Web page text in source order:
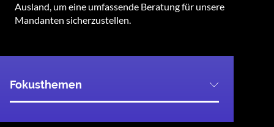
Ausland, um eine umfassende Beratung für unsere
Mandanten sicherzustellen.
Fokusthemen